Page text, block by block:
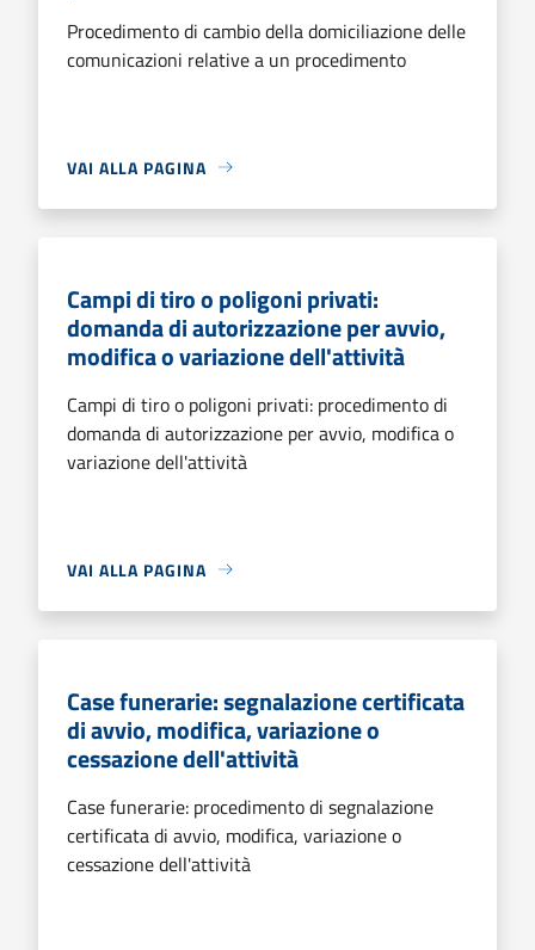
Procedimento di cambio della domiciliazione delle
comunicazioni relative a un procedimento
VAI ALLA PAGINA
Campi di tiro o poligoni privati:
domanda di autorizzazione per avvio,
modifica o variazione dell'attività
Campi di tiro o poligoni privati: procedimento di
domanda di autorizzazione per avvio, modifica o
variazione dell'attività
VAI ALLA PAGINA
Case funerarie: segnalazione certificata
di avvio, modifica, variazione o
cessazione dell'attività
Case funerarie: procedimento di segnalazione
certificata di avvio, modifica, variazione o
cessazione dell'attività